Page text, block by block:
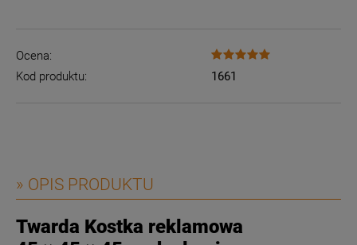
Ocena:
Kod produktu:
1661
» OPIS PRODUKTU
Twarda Kostka reklamowa